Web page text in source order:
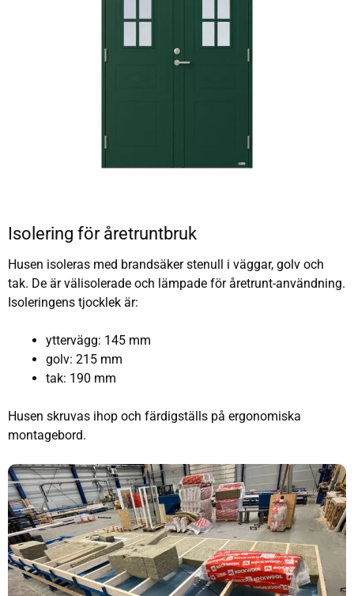
Isolering för åretruntbruk
Husen isoleras med brandsäker stenull i väggar, golv och
tak. De är välisolerade och lämpade för åretrunt-användning.
Isoleringens tjocklek är:
yttervägg: 145 mm
golv: 215 mm
tak: 190 mm
Husen skruvas ihop och färdigställs på ergonomiska
montagebord.